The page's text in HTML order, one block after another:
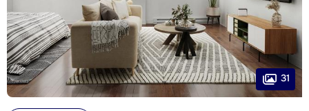
31